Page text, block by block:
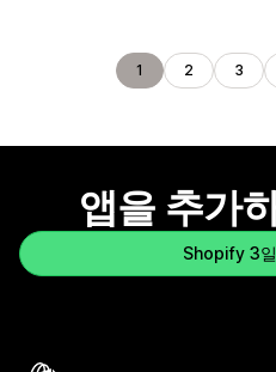
1 2 3
앱을 추가
Shopify 3